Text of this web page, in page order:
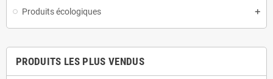
Produits écologiques
PRODUITS LES PLUS VENDUS